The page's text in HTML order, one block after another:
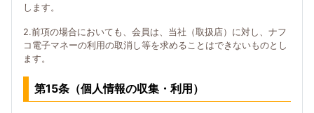
します。
2.前項の場合においても、会員は、当社（取扱店）に対し、ナフ
コ電子マネーの利用の取消し等を求めることはできないものとし
ます。
第15条（個人情報の収集・利用）